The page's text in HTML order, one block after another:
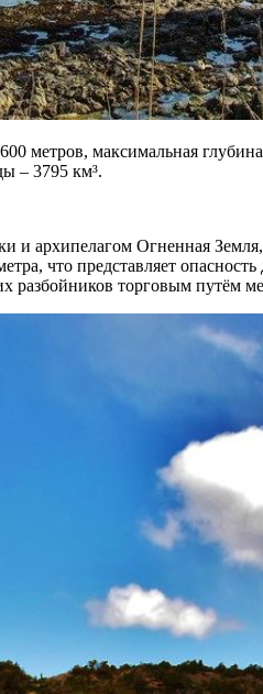
метров, максимальная
– 3795 км³.
архипелагом Огненная
что представляет
торговым путём